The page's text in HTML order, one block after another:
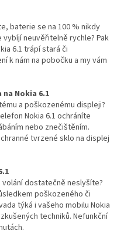
baterie se na 100 % nikdy
neuvěřitelně rychle? Pak
6.1 trápí stará či
k nám na pobočku a my vám
Nokia 6.1
a poškozenému displeji?
Nokia 6.1 ochráníte
nebo znečištěním.
tvrzené sklo na displej
dostatečně neslyšíte?
poškozeného či
týká i vašeho mobilu Nokia
techniků. Nefunkční